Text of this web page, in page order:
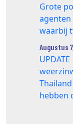
Grote
agenten
waarbij
Augustus
hebben